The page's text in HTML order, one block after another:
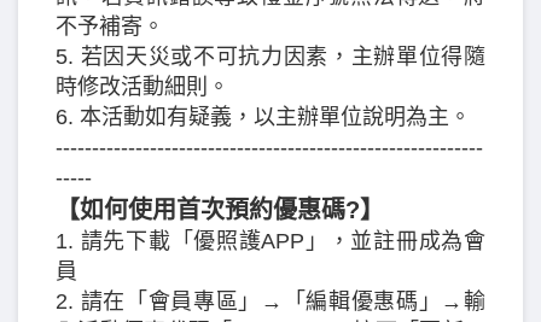
不予補寄。
5. 若因天災或不可抗力因素，主辦單位得隨
時修改活動細則。
6. 本活動如有疑義，以主辦單位說明為主。
-----------------------------------------------------------
-----
【如何使用首次預約優惠碼?】
1. 請先下載「優照護APP」，並註冊成為會
員
2. 請在「會員專區」→「編輯優惠碼」→輸